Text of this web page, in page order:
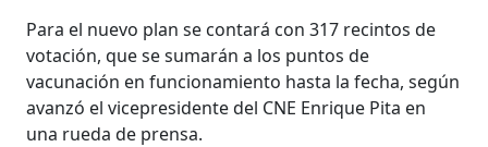
Para el nuevo plan se contará con 317 recintos de
votación, que se sumarán a los puntos de
vacunación en funcionamiento hasta la fecha, según
avanzó el vicepresidente del CNE Enrique Pita en
una rueda de prensa.